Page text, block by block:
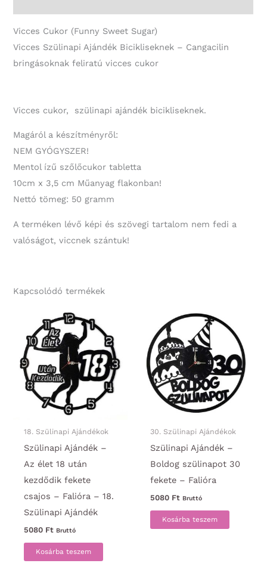
Vicces Cukor (Funny Sweet Sugar)
Vicces Szülinapi Ajándék Bicikliseknek – Cangacilin
bringásoknak feliratú vicces cukor
Vicces cukor, szülinapi ajándék bicikliseknek.
Magáról a készítményről:
NEM GYÓGYSZER!
Mentol ízű szőlőcukor tabletta
10cm x 3,5 cm Műanyag flakonban!
Nettó tömeg: 50 gramm
A terméken lévő képi és szövegi tartalom nem fedi a
valóságot, viccnek szántuk!
Kapcsolódó termékek
18. Szülinapi Ajándékok
Szülinapi Ajándék –
Az élet 18 után
kezdődik fekete
csajos – Falióra – 18.
Szülinapi Ajándék
5080 Ft Bruttó
Kosárba teszem
30. Szülinapi Ajándékok
Szülinapi Ajándék –
Boldog szülinapot 30
fekete – Falióra
5080 Ft Bruttó
Kosárba teszem